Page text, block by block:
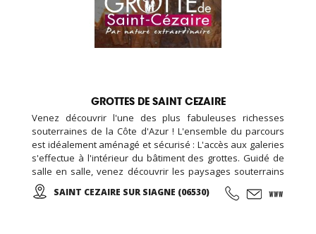
GROTTES DE SAINT CEZAIRE
Venez découvrir l'une des plus fabuleuses richesses
souterraines de la Côte d'Azur ! L'ensemble du parcours
est idéalement aménagé et sécurisé : L'accès aux galeries
s'effectue à l'intérieur du bâtiment des grottes. Guidé de
salle en salle, venez découvrir les paysages souterrains
spectaculaires d'un univers grandiose, parfaitement mis
en valeur par un éclairage approprié et discret...
SAINT CEZAIRE SUR SIAGNE (06530)